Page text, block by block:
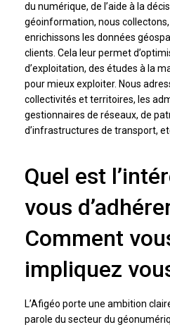
du numérique, de l’aide à la
géoinformation, nous
enrichissons les données
clients. Cela leur permet
d’exploitation, des études à la
pour mieux exploiter. Nous
collectivités et territoires, les
gestionnaires de réseaux, de
d’infrastructures de transport,
Quel est
vous
Comment
impliquez
L’Afigéo porte une ambition
parole du secteur du